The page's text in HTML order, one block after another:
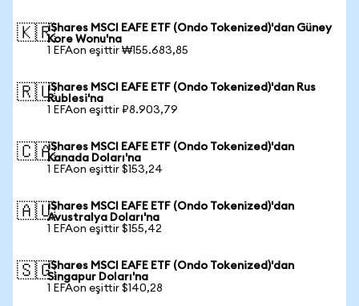
🇰🇷iShares MSCI EAFE ETF (Ondo Tokenized)'dan Güney
Kore Wonu'na
1 EFAon eşittir ₩155.683,85
🇷🇺iShares MSCI EAFE ETF (Ondo Tokenized)'dan Rus
Rublesi'na
1 EFAon eşittir ₽8.903,79
🇨🇦iShares MSCI EAFE ETF (Ondo Tokenized)'dan
Kanada Doları'na
1 EFAon eşittir $153,24
🇦🇺iShares MSCI EAFE ETF (Ondo Tokenized)'dan
Avustralya Doları'na
1 EFAon eşittir $155,42
🇸🇬iShares MSCI EAFE ETF (Ondo Tokenized)'dan
Singapur Doları'na
1 EFAon eşittir $140,28